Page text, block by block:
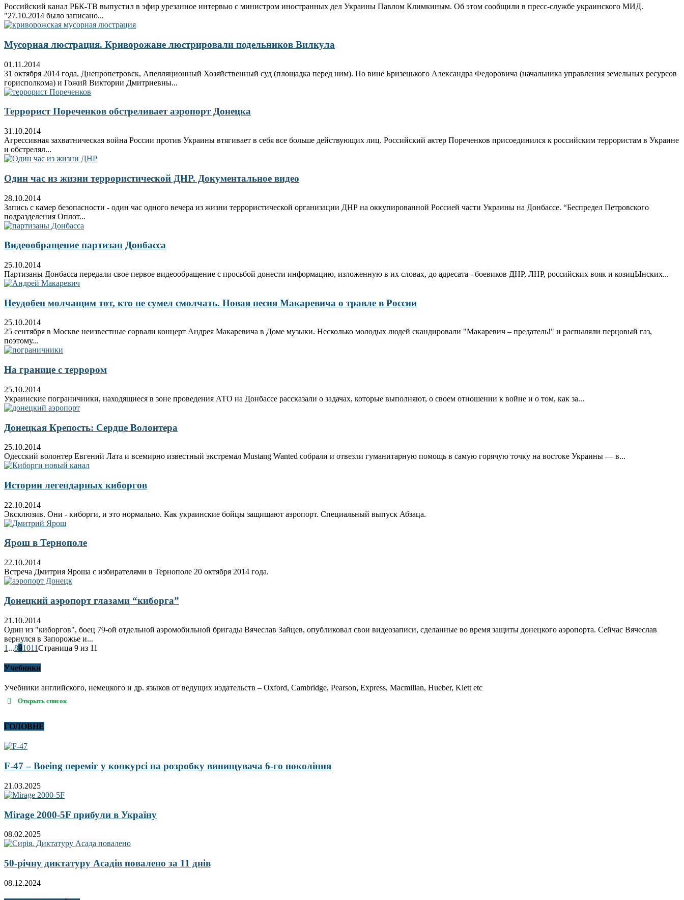
Российский канал РБК-ТВ выпустил в эфир урезанное интервью с министром иностранных дел Украины Павлом Климкиным. Об этом сообщили в пресс-службе украинского МИД.
"27.10.2014 было записано...
Мусорная люстрация. Криворожане люстрировали подельников Вилкула
01.11.2014
31 октября 2014 года, Днепропетровск, Апелляционный Хозяйственный суд (площадка перед ним). По вине Бризецького Александра Федоровича (начальника управления земельных ресурсов
горисполкома) и Гожий Виктории Дмитриевны...
Террорист Пореченков обстреливает аэропорт Донецка
31.10.2014
Агрессивная захватническая война России против Украины втягивает в себя все больше действующих лиц. Российский актер Пореченков присоединился к российским террористам в Украине
и обстрелял...
Один час из жизни террористической ДНР. Документальное видео
28.10.2014
Запись с камер безопасности - один час одного вечера из жизни террористической организации ДНР на оккупированной Россией части Украины на Донбассе. “Беспредел Петровского
подразделения Оплот...
Видеообращение партизан Донбасса
25.10.2014
Партизаны Донбасса передали свое первое видеообращение с просьбой донести информацию, изложенную в их словах, до адресата - боевиков ДНР, ЛНР, российских вояк и козицЫнских...
Неудобен молчащим тот, кто не сумел смолчать. Новая песня Макаревича о травле в России
25.10.2014
25 сентября в Москве неизвестные сорвали концерт Андрея Макаревича в Доме музыки. Несколько молодых людей скандировали "Макаревич – предатель!" и распыляли перцовый газ,
поэтому...
На границе с террором
25.10.2014
Украинские пограничники, находящиеся в зоне проведения АТО на Донбассе рассказали о задачах, которые выполняют, о своем отношении к войне и о том, как за...
Донецкая Крепость: Сердце Волонтера
25.10.2014
Одесский волонтер Евгений Лата и всемирно известный экстремал Mustang Wanted собрали и отвезли гуманитарную помощь в самую горячую точку на востоке Украины — в...
Истории легендарных киборгов
22.10.2014
Эксклюзив. Они - киборги, и это нормально. Как украинские бойцы защищают аэропорт. Специальный выпуск Абзаца.
Ярош в Тернополе
22.10.2014
Встреча Дмитрия Яроша с избирателями в Тернополе 20 октября 2014 года.
Донецкий аэропорт глазами “киборга”
21.10.2014
Один из "киборгов", боец 79-ой отдельной аэромобильной бригады Вячеслав Зайцев, опубликовал свои видеозаписи, сделанные во время защиты донецкого аэропорта. Сейчас Вячеслав
вернулся в Запорожье и...
1 ...891011Страница 9 из 11
Учебники
Учебники английского, немецкого и др. языков от ведущих издательств – Oxford, Cambridge, Pearson, Express, Macmillan, Hueber, Klett etc
Открыть список
ГОЛОВНЕ
F-47 – Boeing переміг у конкурсі на розробку винищувача 6-го покоління
21.03.2025
Mirage 2000-5F прибули в Україну
08.02.2025
50-річну диктатуру Асадів повалено за 11 днів
08.12.2024